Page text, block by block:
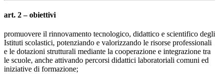
art. 2 – obiettivi
promuovere il rinnovamento tecnologico, didattico e scientifico degli
Istituti scolastici, potenziando e valorizzando le risorse professionali
e le dotazioni strutturali mediante la cooperazione e integrazione tra
le scuole, anche attivando percorsi didattici laboratoriali comuni ed
iniziative di formazione;